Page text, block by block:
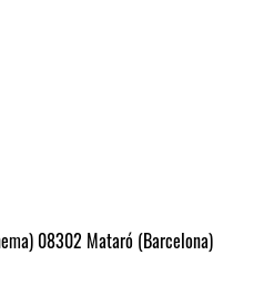
08302 Mataró (Barcelona)